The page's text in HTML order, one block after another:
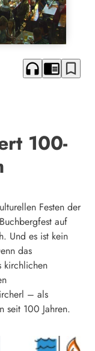
headphones chrome_reader_mode bookmark_border
100-
Festen der
auf
Und es ist kein
das
kirchlichen
– als
seit 100 Jahren.